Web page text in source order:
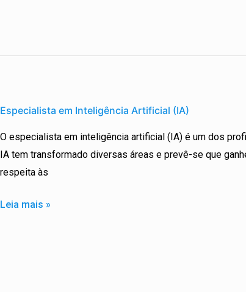
Especialista em Inteligência Artificial (IA)
O especialista em inteligência artificial (IA) é um dos
IA tem transformado diversas áreas e prevê-se que
respeita às
em
Artificial
(IA)
Leia mais »